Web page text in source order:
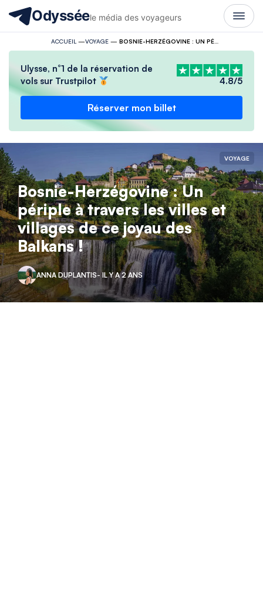
Odysséele média des voyageurs
ACCUEIL —VOYAGE— BOSNIE-HERZÉGOVINE : UN PÉRIPLE À TRAVERS LES VILLES ET VILLAGES DE CE JOYAU DES BALKANS !
Ulysse, n°1 de la réservation de
vols sur Trustpilot
4.8/5
Réserver mon billet
VOYAGE
Bosnie-Herzégovine : Un
périple à travers les villes et
villages de ce joyau des
Balkans !
ANNA DUPLANTIS- IL Y A 2 ANS